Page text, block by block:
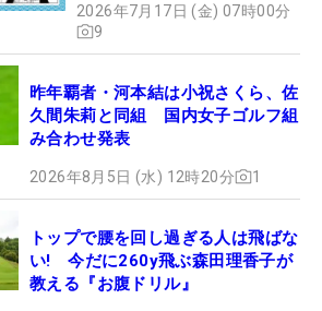
2026年7月17日 (金) 07時00分
9
昨年覇者・河本結は小祝さくら、佐
久間朱莉と同組 国内女子ゴルフ組
み合わせ発表
2026年8月5日 (水) 12時20分 1
トップで腰を回し過ぎる人は飛ばな
い! 今だに260y飛ぶ森田理香子が
教える『お腹ドリル』